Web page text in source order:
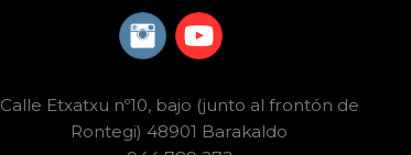
Calle Etxatxu nº10, bajo (junto al frontón de
Rontegi) 48901 Barakaldo